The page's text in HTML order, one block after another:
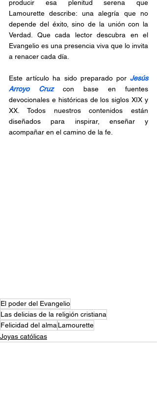
producir esa plenitud serena que
Lamourette describe: una alegría que no
depende del éxito, sino de la unión con la
Verdad. Que cada lector descubra en el
Evangelio es una presencia viva que lo invita
a renacer cada día.
Este artículo ha sido preparado por Jesús
Arroyo Cruz con base en fuentes
devocionales e históricas de los siglos XIX y
XX. Todos nuestros contenidos están
diseñados para inspirar, enseñar y
acompañar en el camino de la fe.
El poder del Evangelio
Las delicias de la religión cristiana
Felicidad del alma Lamourette
Joyas católicas